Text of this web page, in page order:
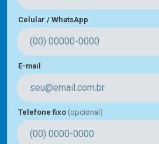
Celular / WhatsApp
E-mail
Telefone fixo (opcional)